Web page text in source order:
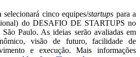
cinco equipes/startups para a
do DESAFIO DE STARTUPS no
Paulo. As ideias serão avaliadas em
visão de futuro, facilidade de
e execução. Mais informações